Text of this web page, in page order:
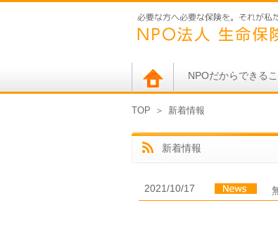
NPOだからできるこ
TOP ＞ 新着情報
新着情報
2021/10/17